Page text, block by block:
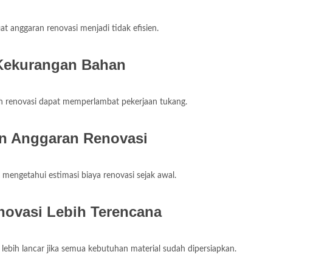
anggaran renovasi menjadi tidak efisien.
Bahan
renovasi dapat memperlambat pekerjaan tukang.
Anggaran Renovasi
estimasi biaya renovasi sejak awal.
Lebih Terencana
lancar jika semua kebutuhan material sudah dipersiapkan.